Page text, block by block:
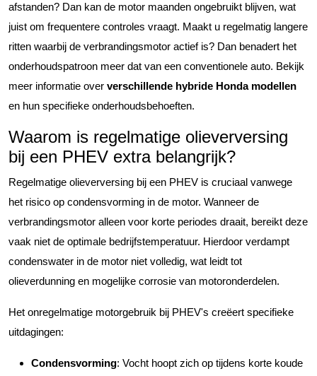
afstanden? Dan kan de motor maanden ongebruikt blijven, wat
juist om frequentere controles vraagt. Maakt u regelmatig langere
ritten waarbij de verbrandingsmotor actief is? Dan benadert het
onderhoudspatroon meer dat van een conventionele auto. Bekijk
meer informatie over verschillende hybride Honda modellen
en hun specifieke onderhoudsbehoeften.
Waarom is regelmatige olieverversing
bij een PHEV extra belangrijk?
Regelmatige olieverversing bij een PHEV is cruciaal vanwege
het risico op condensvorming in de motor. Wanneer de
verbrandingsmotor alleen voor korte periodes draait, bereikt deze
vaak niet de optimale bedrijfstemperatuur. Hierdoor verdampt
condenswater in de motor niet volledig, wat leidt tot
olieverdunning en mogelijke corrosie van motoronderdelen.
Het onregelmatige motorgebruik bij PHEV's creëert specifieke
uitdagingen:
Condensvorming: Vocht hoopt zich op tijdens korte koude